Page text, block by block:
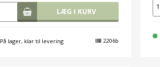
2206b
På lager, klar til levering